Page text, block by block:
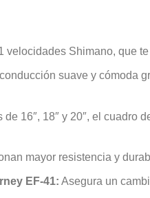
velocidades Shimano, que
suave y cómoda
de 16″, 18″ y 20″, el cuadro
mayor resistencia y
EF-41: Asegura un